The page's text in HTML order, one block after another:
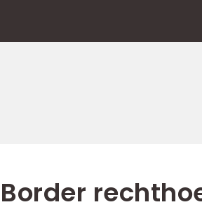
Border